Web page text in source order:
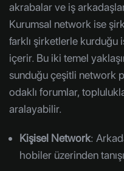
akrabalar ve iş
Kurumsal network ise
farklı şirketlerle kurduğu
içerir. Bu iki temel
sunduğu çeşitli network
odaklı forumlar,
aralayabilir.
Kişisel Network:
hobiler üzerinden